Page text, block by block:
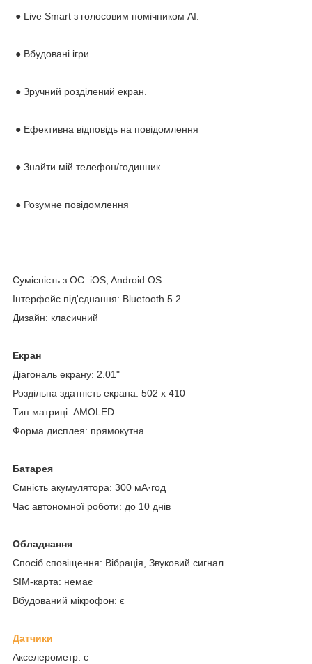
● Live Smart з голосовим помічником AI.
● Вбудовані ігри.
● Зручний розділений екран.
● Ефективна відповідь на повідомлення
● Знайти мій телефон/годинник.
● Розумне повідомлення
Сумісність з ОС: iOS, Android OS
Інтерфейс під'єднання: Bluetooth 5.2
Дизайн: класичний
Екран
Діагональ екрану: 2.01"
Роздільна здатність екрана: 502 x 410
Тип матриці: AMOLED
Форма дисплея: прямокутна
Батарея
Ємність акумулятора: 300 мА·год
Час автономної роботи: до 10 днів
Обладнання
Спосіб сповіщення: Вібрація, Звуковий сигнал
SIM-карта: немає
Вбудований мікрофон: є
Датчики
Акселерометр: є